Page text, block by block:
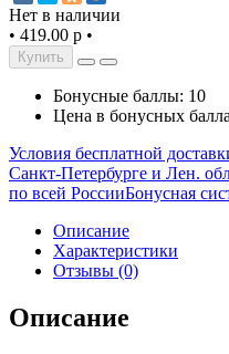
Нет в наличии
• 419.00 р •
Купить
Бонусные баллы: 10
Цена в бонусных
Условия бесплатной
Санкт-Петербурге и Лен.
по всей РоссииБонусная
Описание
Характеристики
Отзывы (0)
Описание